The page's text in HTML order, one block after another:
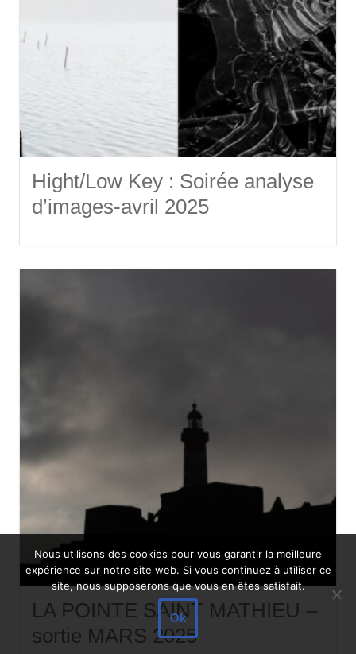
Hight/Low Key : Soirée analyse
d’images-avril 2025
LA POINTE SAINT MATHIEU –
sortie MARS 2025
Nous utilisons des cookies pour vous garantir la meilleure
expérience sur notre site web. Si vous continuez à utiliser ce
site, nous supposerons que vous en êtes satisfait.
Ok